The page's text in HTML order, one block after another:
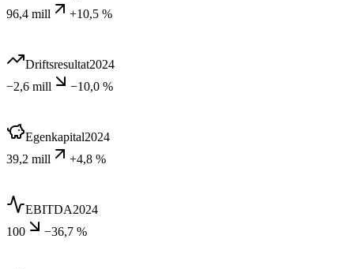
96,4 mill
+10,5 %
Driftsresultat2024
−2,6 mill
−10,0 %
Egenkapital2024
39,2 mill
+4,8 %
EBITDA2024
100
−36,7 %